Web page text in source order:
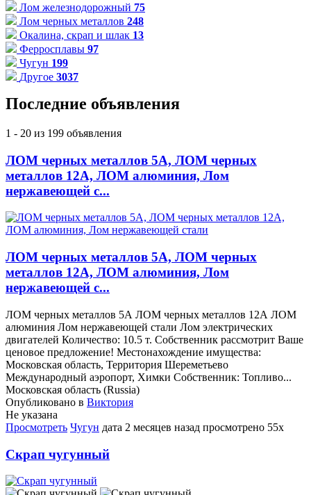
Лом железнодорожный 75
Лом черных металлов 248
Окалина, скрап и шлак 13
Ферросплавы 97
Чугун 199
Другое 3037
Последние объявления
1 - 20 из 199 объявления
ЛОМ черных металлов 5А, ЛОМ черных
металлов 12А, ЛОМ алюминия, Лом
нержавеющей с...
ЛОМ черных металлов 5А, ЛОМ черных
металлов 12А, ЛОМ алюминия, Лом
нержавеющей с...
ЛОМ черных металлов 5А ЛОМ черных металлов 12А ЛОМ
алюминия Лом нержавеющей стали Лом электрических
двигателей Количество: 10.5 т. Собственник рассмотрит Ваше
ценовое предложение! Местонахождение имущества:
Московская область, Территория Шереметьево
Международный аэропорт, Химки Собственник: Топливо...
Московская область (Russia)
Опубликовано в Виктория
Не указана
Просмотреть Чугун дата 2 месяцев назад просмотрено 55x
Скрап чугунный